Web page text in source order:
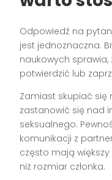
Odpowiedź na
jest jednoznaczna.
naukowych
potwierdzić lub
Zamiast skupiać się
zastanowić się nad
seksualnego.
komunikacji z
często mają
niż rozmiar członka.